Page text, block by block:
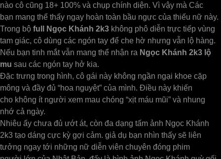
nào cô cũng 18+ 100% và chụp chính diện. Vì vậy mà Các
bạn mang thể thấy ngay hoàn toàn bầu ngực của thiếu nữ này.
Trong bộ full Ngọc Khánh 2k3 không phô diễn trực tiếp vùng
tam giác, cô dùng các ngón tay để che hờ nhưng vẫn lộ hàng.
Nếu bạn tinh mắt vẫn mang thể nhận ra Ngọc Khánh 2k3 lộ
mu sau các ngón tay hở kia.
Đặc trưng trong hình, cô gái này không ngần ngại khoe cặp
mông và đầy đủ “hoa nguyệt” của mình. Điều này khiến
cho không ít người xem mau chóng “xịt máu mũi” và nhung
nhớ cả ngày.
Nhiêu ấy chưa đủ ướt át, còn đa dạng tấm ảnh Ngọc Khánh
2k3 tạo dáng cực kỳ gợi cảm. giả dụ bạn nhìn thấy sẽ liên
tưởng ngay tới những nữ diễn viên chuyên đóng phim